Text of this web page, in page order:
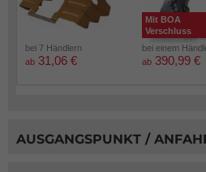
bei 7 Händlern
ab 31,06 €
Mit BOA
Verschluss
bei einem
ab 390,99 €
AUSGANGSPUNKT /